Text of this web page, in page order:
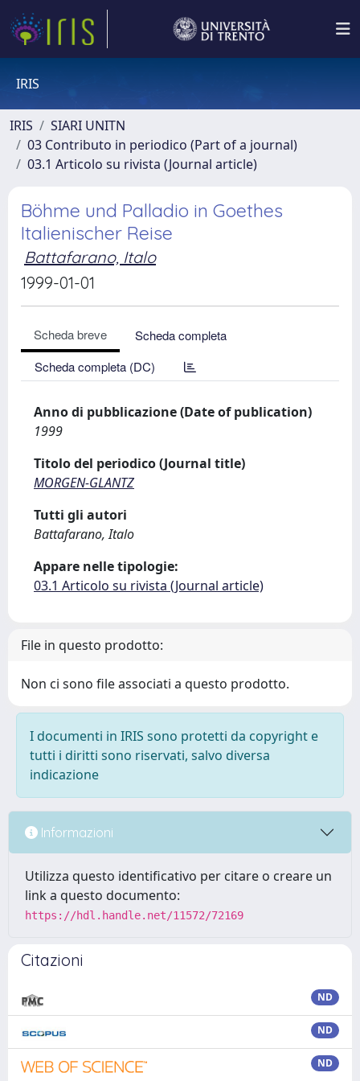
IRIS
IRIS
SIARI UNITN
03 Contributo in periodico (Part of a journal)
03.1 Articolo su rivista (Journal article)
Böhme und Palladio in Goethes
Italienischer Reise
Battafarano, Italo
1999-01-01
Scheda breve
Scheda completa
Scheda completa (DC)
Anno di pubblicazione (Date of publication)
1999
Titolo del periodico (Journal title)
MORGEN-GLANTZ
Tutti gli autori
Battafarano, Italo
Appare nelle tipologie:
03.1 Articolo su rivista (Journal article)
File in questo prodotto:
Non ci sono file associati a questo prodotto.
I documenti in IRIS sono protetti da copyright e
tutti i diritti sono riservati, salvo diversa
indicazione
Informazioni
Utilizza questo identificativo per citare o creare un
link a questo documento:
https://hdl.handle.net/11572/72169
Citazioni
ND
ND
ND